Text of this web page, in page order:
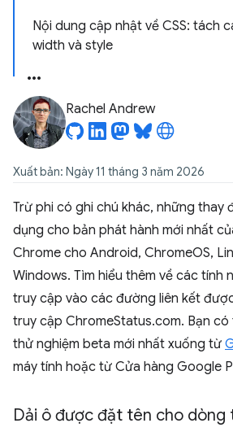
Nội dung cập nhật về CSS: tách
width và style
Rachel Andrew
Xuất bản: Ngày 11 tháng 3 năm 2026
Trừ phi có ghi chú khác, những thay
dụng cho bản phát hành mới nhất
Chrome cho Android, ChromeOS,
Windows. Tìm hiểu thêm về các tính
truy cập vào các đường liên kết
truy cập ChromeStatus.com. Bạn có
thử nghiệm beta mới nhất xuống từ
máy tính hoặc từ Cửa hàng Google
Dải ô được đặt tên cho dòng